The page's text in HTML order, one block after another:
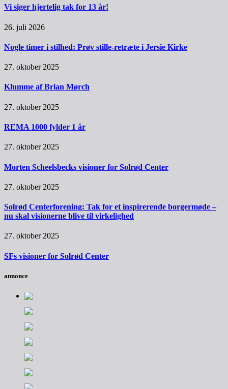
Vi siger hjertelig tak for 13 år!
26. juli 2026
Nogle timer i stilhed: Prøv stille-retræte i Jersie Kirke
27. oktober 2025
Klumme af Brian Mørch
27. oktober 2025
REMA 1000 fylder 1 år
27. oktober 2025
Morten Scheelsbecks visioner for Solrød Center
27. oktober 2025
Solrød Centerforening: Tak for et inspirerende borgermøde –
nu skal visionerne blive til virkelighed
27. oktober 2025
SFs visioner for Solrød Center
annonce